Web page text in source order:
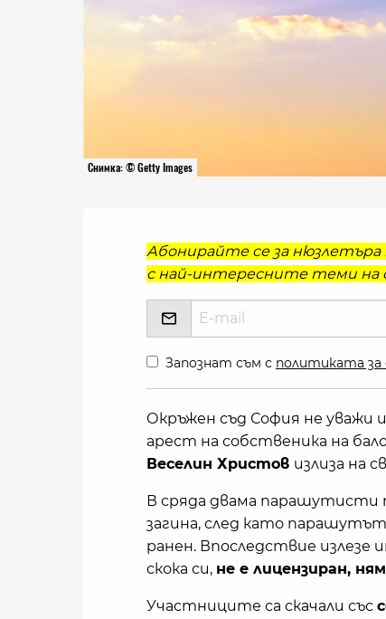
Снимка: © Getty Images
Абонирайте се за нюзлетъра
с най-интересните теми на
Запознат съм с политиката за
Окръжен съд София не уважи
арест на собственика на
Веселин Христов излиза на
В сряда двама
загина, след като
ранен. Впоследствие излезе
скока си, не е лицензиран,
Участниците са скачали със